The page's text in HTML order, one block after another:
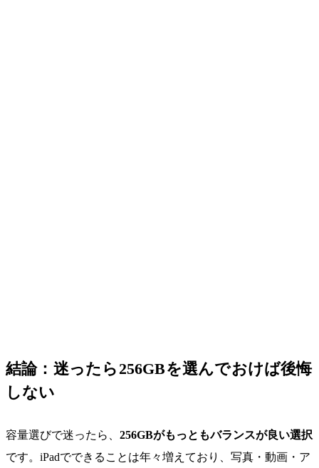
結論：迷ったら256GBを選んでおけば後悔
しない
容量選びで迷ったら、 256GBがもっともバランスが良い選択
です。iPadでできることは年々増えており、写真・動画・ア